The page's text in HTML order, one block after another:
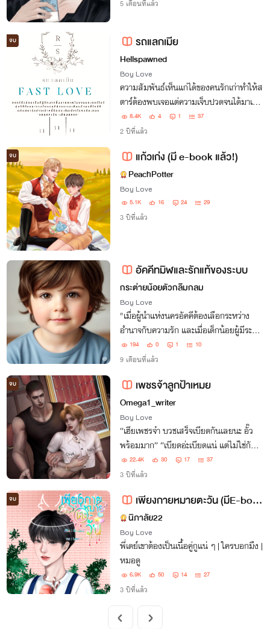
5 เดือนที่แล้ว
จบ รถแลกเมีย
Hellspawned
Boy Love
ความสัมพันธ์เห็นแก่ได้ของคนรักเก่าทำให้ส
ตาร์ต้องพบเจอแต่ความเจ็บปวดจนได้มาเจอ
รถหรูสีแดงในคืนหนึ่งที่พุ่งเข้ามามันทำให้
ทุกอย่างเปลี่ยนไปไม่เหมือนเดิมอีกเลย
8.4K 4 1 37
2 ปีที่แล้ว
จบ แก้วเก่ง (มี e-book แล้ว!)
PeachPotter
Boy Love
5.1K 16 24 29
3 ปีที่แล้ว
อัคคีทมิฬและรักแท้ของระบบ
กระต่ายน้อยตัวกล๊มกลม
Boy Love
"เมื่อผู้นำแห่งนครอัคคีต้องเลือกระหว่าง
อำนาจกับความรัก และเมื่อเด็กน้อยผู้มีระบบ
ต้องเลือกระหว่างความปลอดภัยกับการเสีย
สละ" "ระบบของผมมีไว้เพื่อช่วยเหลือผม
ยอม
194 0 1 10
9 เดือนที่แล้ว
จบ เพชรจ้าลูกป้าเหมย
Omega1_writer
Boy Love
“เฮียเพชรจ๋า บวชเสร็จเบียดกันเลยนะ อั๊ว
พร้อมมาก” “เบียดอ่ะเบียดแน่ แต่ไม่ใช่กับ
มึงนะหมวย ตีนเท่าฝาหอยใครจะเอามึงทำ
เมียวะ”
22.4K 30 17 37
3 ปีที่แล้ว
จบ เพียงกายหมายตะวัน (มีE-book)
นิภาลัย22
Boy Love
พี่เดย์เขาต้องเป็นเนื้อคู่กูแน่ ๆ | ใครบอกมึง |
หมอดู
6.9K 50 14 27
3 ปีที่แล้ว